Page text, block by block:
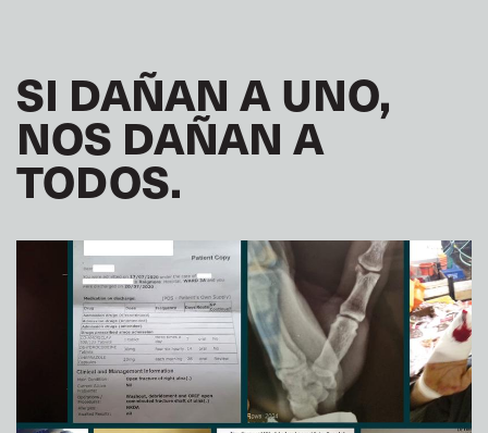
SI DAÑAN A UNO,
NOS DAÑAN A
TODOS.